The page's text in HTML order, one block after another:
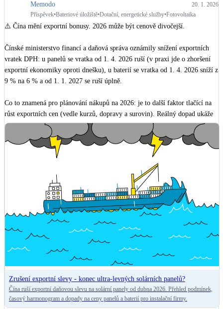
Retence deštové vody
Zelená střecha NEW
Vegetační střechy
Malé i velké turbíny
Memodo
20. 1. 2026
Příspěvek•Bateriové úložiště•Dotační, energetické služby•Fotovoltaika
⚠️ Čína mění exportní bonusy. 2026 může být cenově divočejší.
Čínské ministerstvo financí a daňová správa oznámily snížení exportních
vratek DPH: u panelů se vratka od 1. 4. 2026 ruší (v praxi jde o zhoršení
exportní ekonomiky oproti dnešku), u baterií se vratka od 1. 4. 2026 sníží z
9 % na 6 % a od 1. 1. 2027 se ruší úplně.
Co to znamená pro plánování nákupů na 2026: je to další faktor tlačící na
růst exportních cen (vedle kurzů, dopravy a surovin). Reálný dopad ukáže
trh – část nákladů mohou výrobci krátkodobě krýt marží, ale u projektů s
dodávkami po 1. 4. 2026 je rozumné počítat s vyšší volatilitou a a hlídat
termíny i cenovou platnost nabídek.
https://www.memodo.cz/m/novinky/zruseni-exportni
-slevy-konec-ultra-levnych-solarnich-panelu/
Zrušení exportní slevy - konec ultra-levných solárních panelů?
Čína ruší exportní daňovou slevu na solární panely od dubna 2026. Přehled podmínek,
časový harmonogram a dopady na ceny panelů a baterií pro instalační firmy.